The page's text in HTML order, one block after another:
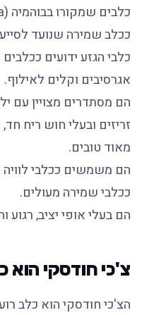
ככלב שמירה שנועד
כלבי הגזע ידועים
אגרסיבים וקלים לאילוף.
הם מסתדרים מצויין עם
זריזים ובעלי חוש ריח
מאוד טובים.
הם משמשים ככלבי לוויה
ככלבי שמירה מעולים.
הם בעלי אופי יציב, רגוע
צ'כי חודסקי הוא